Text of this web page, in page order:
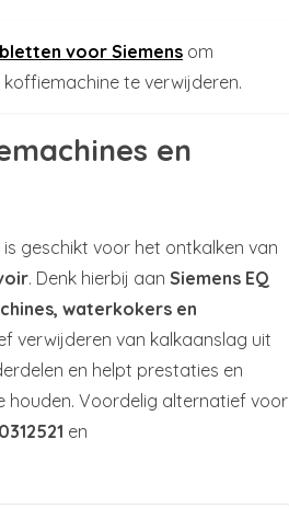
voor Siemens om
te verwijderen.
en
is geschikt voor het ontkalken van
. Denk hierbij aan Siemens EQ
waterkokers en
verwijderen van kalkaanslag uit
en helpt prestaties en
houden. Voordelig alternatief voor
en